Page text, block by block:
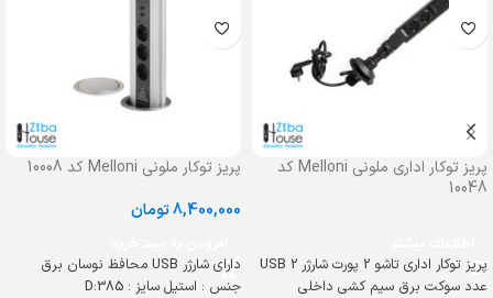
پریز توکار اداری ملونی Melloni کد
10048
پریز توکار اداری تاشو 2 پورت شارژر USB 2
عدد سوکت برق سیم کشی داخلی
پریز توکار ملونی Melloni کد 10008
8,400,000تومان
دارای شارژر USB محافظ نوسان برق
جنس : استیل سایز : D:385